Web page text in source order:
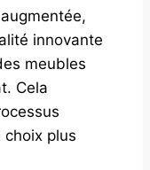
innovante
meubles
Cela
plus